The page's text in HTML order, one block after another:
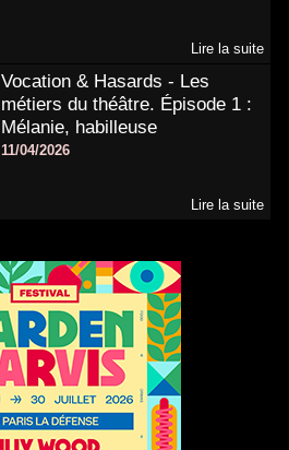
Lire la suite
Vocation & Hasards - Les
métiers du théâtre. Épisode 1 :
Mélanie, habilleuse
11/04/2026
Lire la suite